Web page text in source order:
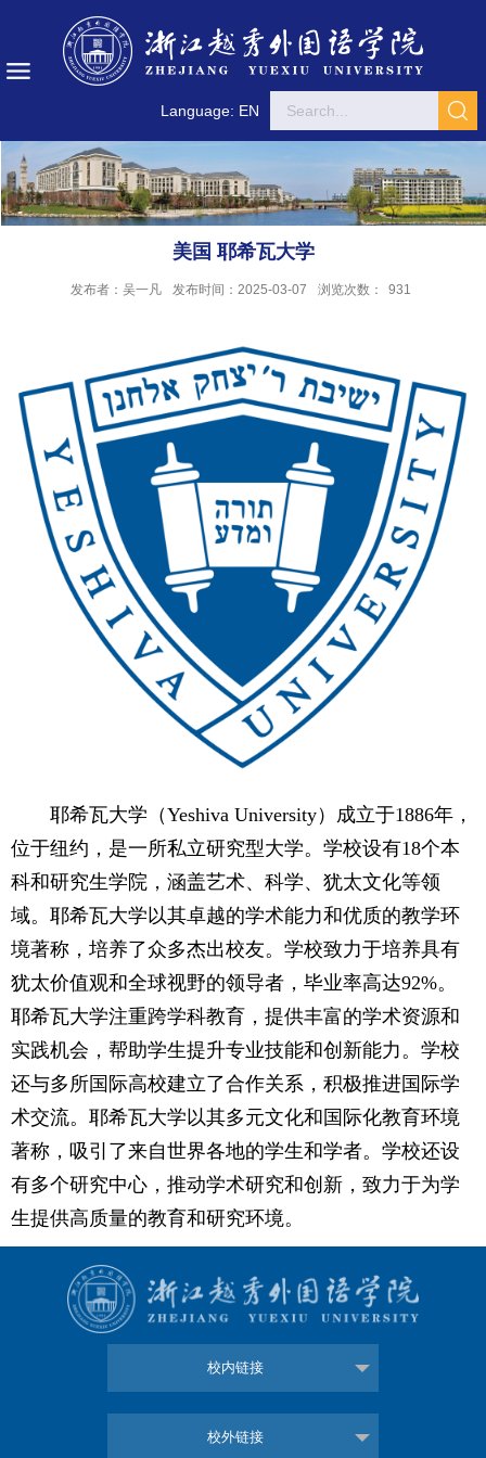
Language: EN
美国 耶希瓦大学
发布者：吴一凡 发布时间：2025-03-07 浏览次数： 931
耶希瓦大学（Yeshiva University）成立于1886年，
位于纽约，是一所私立研究型大学。学校设有18个本
科和研究生学院，涵盖艺术、科学、犹太文化等领
域。耶希瓦大学以其卓越的学术能力和优质的教学环
境著称，培养了众多杰出校友。学校致力于培养具有
犹太价值观和全球视野的领导者，毕业率高达92%。
耶希瓦大学注重跨学科教育，提供丰富的学术资源和
实践机会，帮助学生提升专业技能和创新能力。学校
还与多所国际高校建立了合作关系，积极推进国际学
术交流。耶希瓦大学以其多元文化和国际化教育环境
著称，吸引了来自世界各地的学生和学者。学校还设
有多个研究中心，推动学术研究和创新，致力于为学
生提供高质量的教育和研究环境。
校内链接
校外链接